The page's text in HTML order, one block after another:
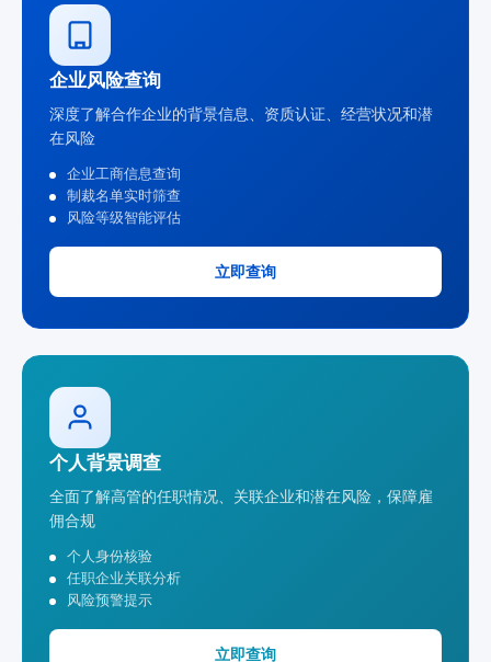
企业风险查询
深度了解合作企业的背景信息、资质认证、经营状况和潜
在风险
企业工商信息查询
制裁名单实时筛查
风险等级智能评估
立即查询
个人背景调查
全面了解高管的任职情况、关联企业和潜在风险，保障雇
佣合规
个人身份核验
任职企业关联分析
风险预警提示
立即查询